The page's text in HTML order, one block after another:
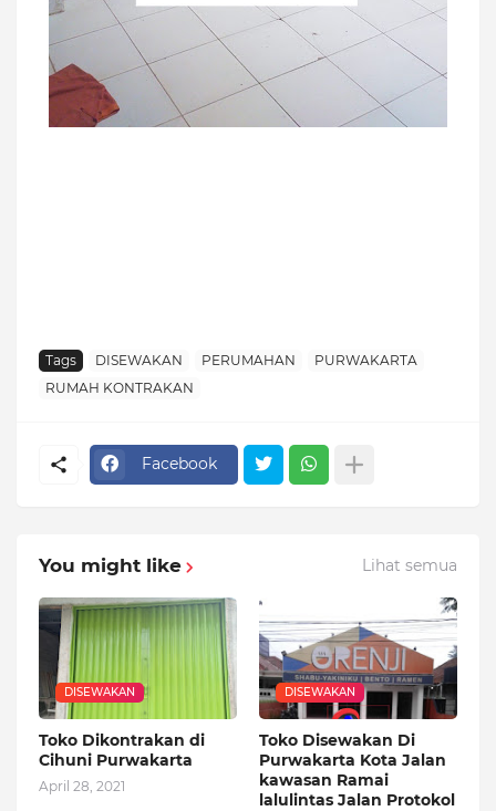
Tags DISEWAKAN PERUMAHAN
PURWAKARTA
RUMAH KONTRAKAN
Facebook
You might like Lihat semua
DISEWAKAN
Toko Dikontrakan di
Cihuni Purwakarta
April 28, 2021
DISEWAKAN
Toko Disewakan Di
Purwakarta Kota Jalan
kawasan Ramai
lalulintas Jalan Protokol